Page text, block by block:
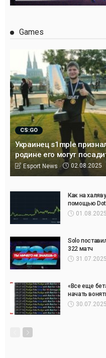
Games
CS:GO
Украинец s1mple
родине его могут
Esport News 02.08.2025
Как на
помощью
01.08.2025
Solo
322 матч
31.07.2025
«Все еще
начать
30.07.2025